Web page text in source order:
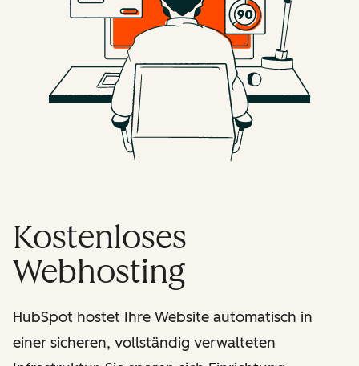
Kostenloses
Webhosting
HubSpot hostet Ihre Website automatisch in
einer sicheren, vollständig verwalteten